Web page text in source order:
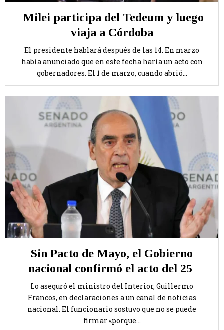
Milei participa del Tedeum y luego
viaja a Córdoba
El presidente hablará después de las 14. En marzo
había anunciado que en este fecha haría un acto con
gobernadores. El 1 de marzo, cuando abrió...
Sin Pacto de Mayo, el Gobierno
nacional confirmó el acto del 25
Lo aseguró el ministro del Interior, Guillermo
Francos, en declaraciones a un canal de noticias
nacional. El funcionario sostuvo que no se puede
firmar «porque...